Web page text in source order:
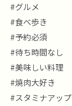
#グルメ
#食べ歩き
#予約必須
#待ち時間なし
#美味しい料理
#焼肉大好き
#スタミナアップ